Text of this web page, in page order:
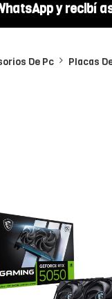
y recibí
De Pc Placas